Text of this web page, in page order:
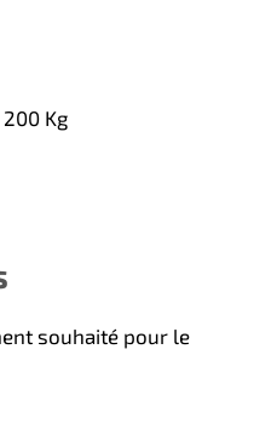
Kg
souhaité pour le